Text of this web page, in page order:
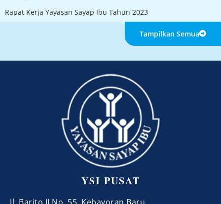
Rapat Kerja Yayasan Sayap Ibu Tahun 2023
Tampilkan Semua
YSI PUSAT